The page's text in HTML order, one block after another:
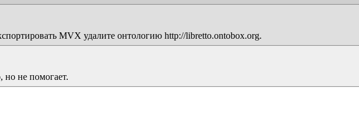
MVX удалите онтологию http://libretto.ontobox.org.
но не помогает.